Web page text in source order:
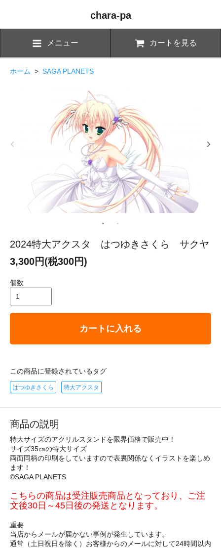
chara-pa
メニュー カートを見る
ホーム > SAGA PLANETS
2024特大アクスタ はつゆきさくら サクヤ
3,300円(税300円)
個数
カートに入れる
この商品に登録されているタグ
はつゆきさくら 特大アクスタ
商品の説明
特大サイズのアクリルスタンドを限界価格で販売中！
サイズ35㎝の特大サイズ
両面同柄の印刷をしていますので表裏関係なくイラストを楽しめ
ます！
©SAGA PLANETS
こちらの商品は受注販売商品となっており、ご注
文後30日～45日後の発送となります。
重要
当店からメールが届かない事例が発生しています。
通常（土日祝日を除く）お客様からのメールに対して24時間以内